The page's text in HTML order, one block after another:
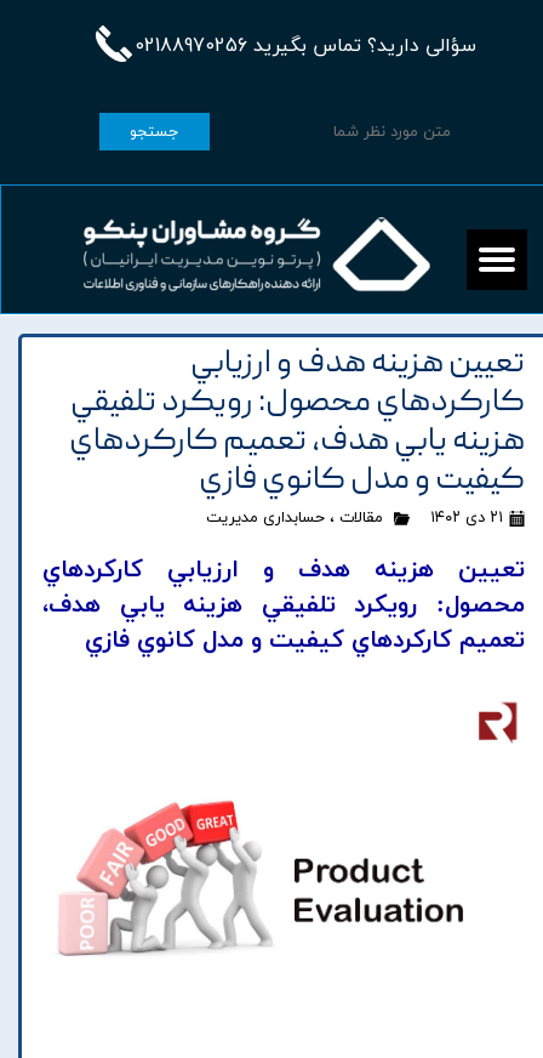
سؤالی دارید؟ تماس بگیرید 02188970256
جستجو
تعيين هزينه هدف و ارزيابي
کارکردهاي محصول: رويکرد تلفيقي
هزينه يابي هدف، تعميم کارکردهاي
کيفيت و مدل کانوي فازي
۲۱ دی ۱۴۰۲ مقالات ، حسابداری مدیریت
تعيين هزينه هدف و ارزيابي کارکردهاي
محصول: رويکرد تلفيقي هزينه يابي هدف،
تعميم کارکردهاي کيفيت و مدل کانوي فازي